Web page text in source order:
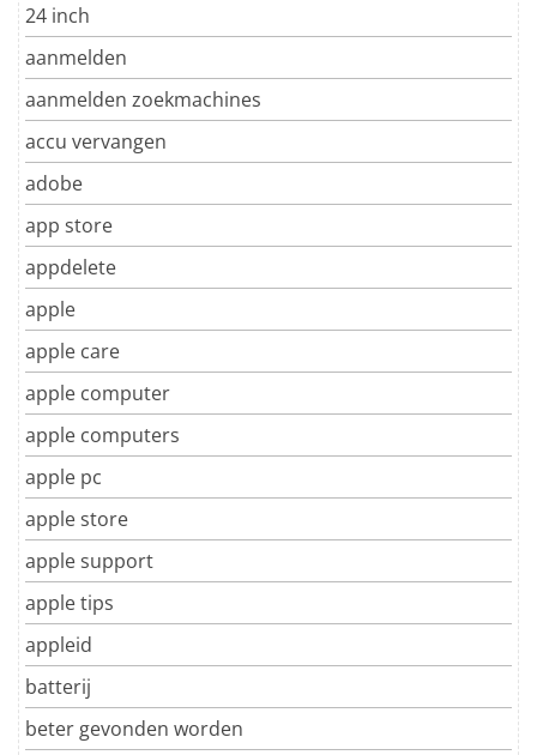
24 inch
aanmelden
aanmelden zoekmachines
accu vervangen
adobe
app store
appdelete
apple
apple care
apple computer
apple computers
apple pc
apple store
apple support
apple tips
appleid
batterij
beter gevonden worden